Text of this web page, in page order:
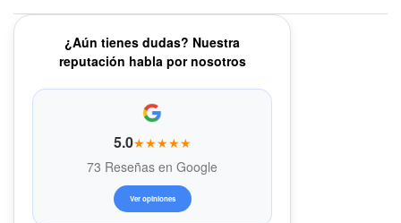
¿Aún tienes dudas? Nuestra
reputación habla por nosotros
5.0★★★★★
73 Reseñas en Google
Ver opiniones